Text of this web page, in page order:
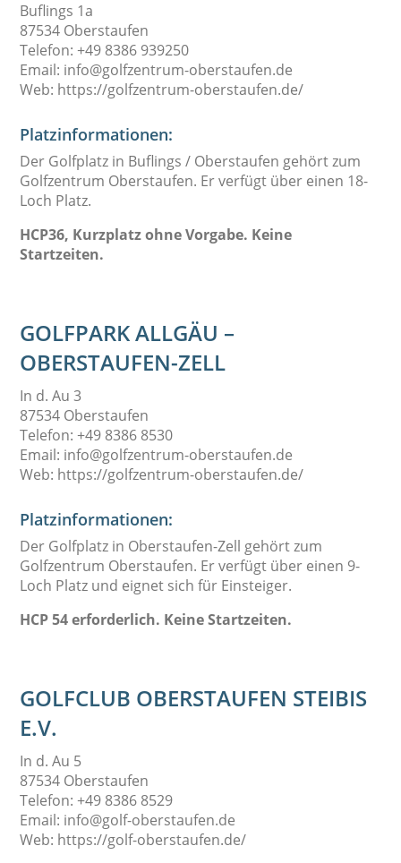
Buflings 1a
87534 Oberstaufen
Telefon: +49 8386 939250
Email: info@golfzentrum-oberstaufen.de
Web: https://golfzentrum-oberstaufen.de/
Platzinformationen:
Der Golfplatz in Buflings / Oberstaufen gehört zum
Golfzentrum Oberstaufen. Er verfügt über einen 18-
Loch Platz.
HCP36, Kurzplatz ohne Vorgabe. Keine
Startzeiten.
GOLFPARK ALLGÄU –
OBERSTAUFEN-ZELL
In d. Au 3
87534 Oberstaufen
Telefon: +49 8386 8530
Email: info@golfzentrum-oberstaufen.de
Web: https://golfzentrum-oberstaufen.de/
Platzinformationen:
Der Golfplatz in Oberstaufen-Zell gehört zum
Golfzentrum Oberstaufen. Er verfügt über einen 9-
Loch Platz und eignet sich für Einsteiger.
HCP 54 erforderlich. Keine Startzeiten.
GOLFCLUB OBERSTAUFEN STEIBIS
E.V.
In d. Au 5
87534 Oberstaufen
Telefon: +49 8386 8529
Email: info@golf-oberstaufen.de
Web: https://golf-oberstaufen.de/